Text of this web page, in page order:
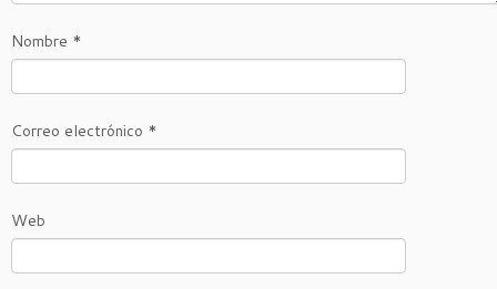
Nombre *
Correo electrónico *
Web